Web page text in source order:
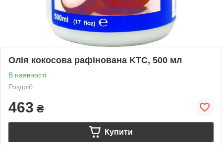
Олія кокосова рафінована KTC, 500 мл
В наявності
Роздріб
463 ₴
Купити